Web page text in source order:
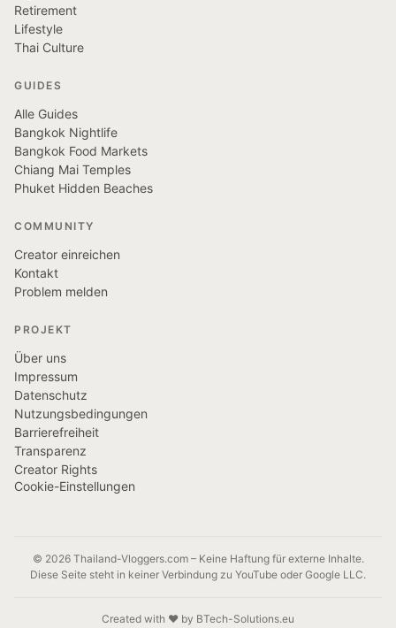
Retirement
Lifestyle
Thai Culture
GUIDES
Alle Guides
Bangkok Nightlife
Bangkok Food Markets
Chiang Mai Temples
Phuket Hidden Beaches
COMMUNITY
Creator einreichen
Kontakt
Problem melden
PROJEKT
Über uns
Impressum
Datenschutz
Nutzungsbedingungen
Barrierefreiheit
Transparenz
Creator Rights
Cookie-Einstellungen
© 2026 Thailand-Vloggers.com – Keine Haftung für externe Inhalte.
Diese Seite steht in keiner Verbindung zu YouTube oder Google LLC.
Created with ❤️ by BTech-Solutions.eu